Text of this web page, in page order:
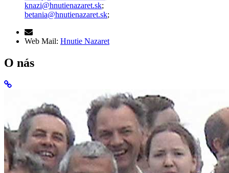
knazi@hnutienazaret.sk;
betania@hnutienazaret.sk;
Web Mail: Hnutie Nazaret
O nás